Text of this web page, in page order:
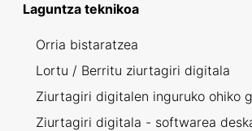
Laguntza teknikoa
Orria bistaratzea
Lortu / Berritu ziurtagiri digitala
Ziurtagiri digitalen inguruko ohiko
Ziurtagiri digitala - softwarea